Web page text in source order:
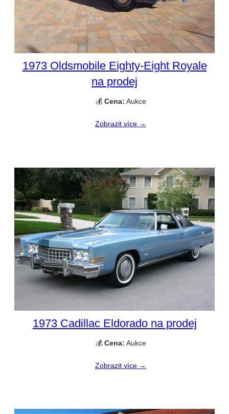
1973 Oldsmobile Eighty-Eight Royale
na prodej
💰 Cena: Aukce
Zobrazit více →
1973 Cadillac Eldorado na prodej
💰 Cena: Aukce
Zobrazit více →